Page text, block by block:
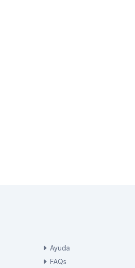
Ayuda
FAQs